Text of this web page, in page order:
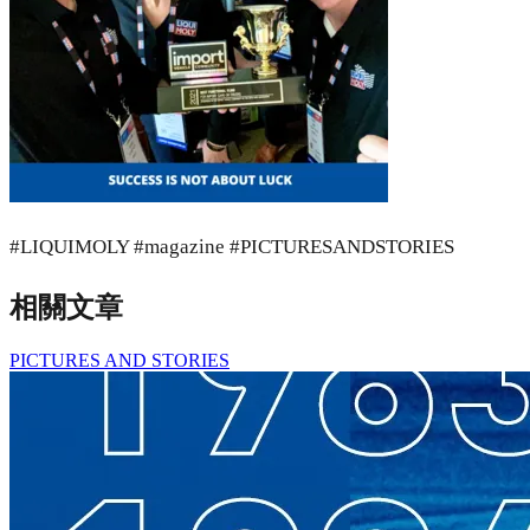
#LIQUIMOLY #magazine #PICTURESANDSTORIES
相關文章
PICTURES AND STORIES